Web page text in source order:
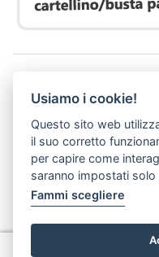
P. I.
(abilitato alla ricezione di
Usiamo i cookie!
Questo sito web
il suo corretto
per capire come
saranno impostati
Fammi scegliere